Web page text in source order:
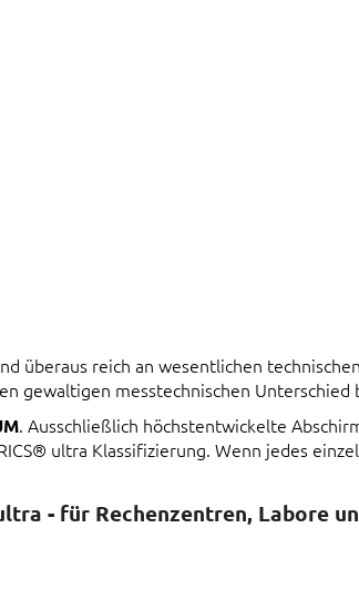
überaus reich an wesentlichen
gewaltigen messtechnischen Unterschied
. Ausschließlich höchstentwickelte
ultra Klassifizierung. Wenn jedes
- für Rechenzentren, Labore